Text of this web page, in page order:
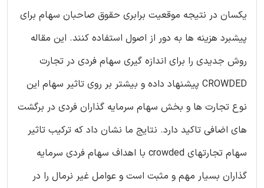
یکسان در نتیجه موقعیت برابری حقوق صاحبان سهام برای
پیشبرد هزینه ها به دور از اصول استفاده کنند. این مقاله
روش جدیدی را برای اندازه گیری سهام فردی در تجارت
CROWDED پیشنهاد داده و بیشتر بر روی تاثیر سهام این
نوع تجارت ها و بخش سهام سرمایه گذاران فردی در برگشت
های اضافی تاکید دارد. نتایج ما نشان داد که ترکیب تاثیر
سهام تجارتهای crowded با اهداف سهام فردی سرمایه
گذاران بسیار مهم و مثبت است و عوامل غیر نرمال را در